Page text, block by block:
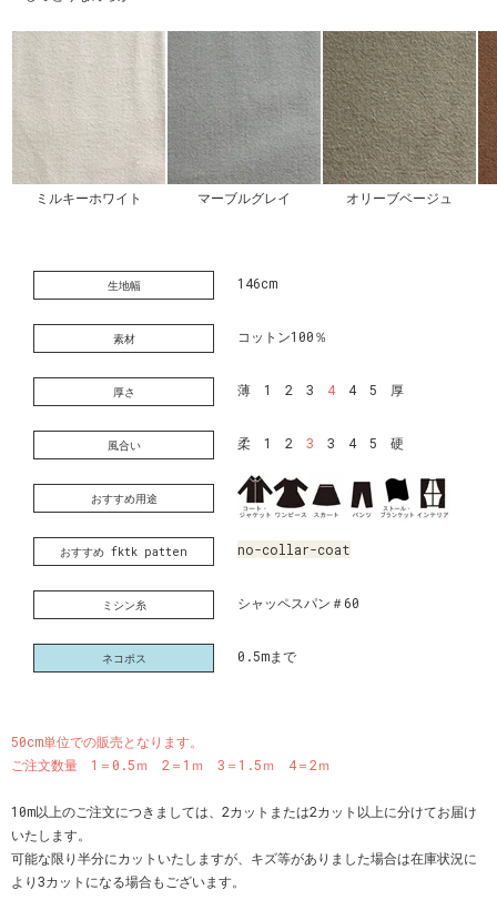
ミルキーホワイト マーブルグレイ オリーブベージュ
生地幅 146cm
素材 コットン100％
厚さ 薄 1 2 3 4 4 5 厚
風合い 柔 1 2 3 3 4 5 硬
おすすめ用途
おすすめ fktk patten no-collar-coat
ミシン糸 シャッペスパン＃60
ネコポス 0.5mまで
50cm単位での販売となります。
ご注文数量 1＝0.5ｍ 2＝1ｍ 3＝1.5ｍ 4＝2ｍ
10m以上のご注文につきましては、2カットまたは2カット以上に分けてお届け
いたします。
可能な限り半分にカットいたしますが、キズ等がありました場合は在庫状況に
より3カットになる場合もございます。